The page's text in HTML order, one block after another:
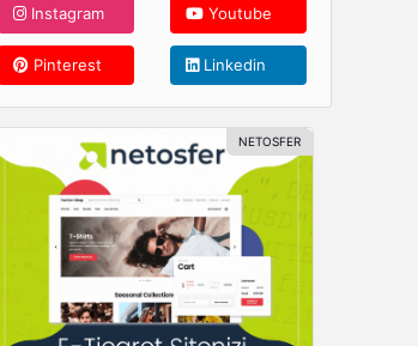
Instagram Youtube
Pinterest Linkedin